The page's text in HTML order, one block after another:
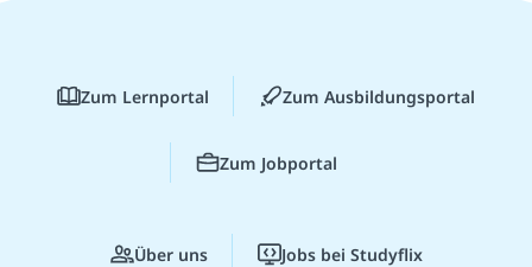
Zum Lernportal Zum Ausbildungsportal
Zum Jobportal
Über uns Jobs bei Studyflix